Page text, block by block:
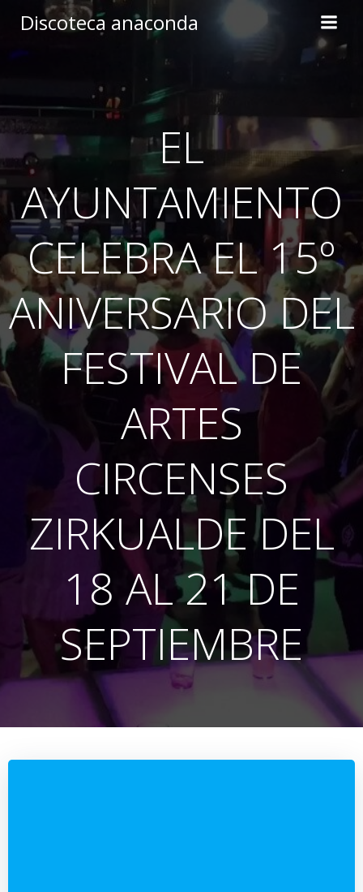
to
Discoteca anaconda
EL
AYUNTAMIENTO
CELEBRA EL 15º
ANIVERSARIO DEL
FESTIVAL DE
ARTES
CIRCENSES
ZIRKUALDE DEL
18 AL 21 DE
SEPTIEMBRE